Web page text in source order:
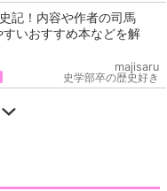
記！内容や作者の司馬
いおすすめ本などを解
majisaru
史学部卒の歴史好き